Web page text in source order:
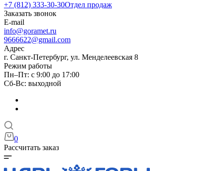
+7 (812) 333-30-30Отдел продаж
Заказать звонок
E-mail
info@goramet.ru
9666622@gmail.com
Адрес
г. Санкт-Петербург, ул. Менделеевская 8
Режим работы
Пн–Пт: с 9:00 до 17:00
Сб-Вс: выходной
0
Рассчитать заказ